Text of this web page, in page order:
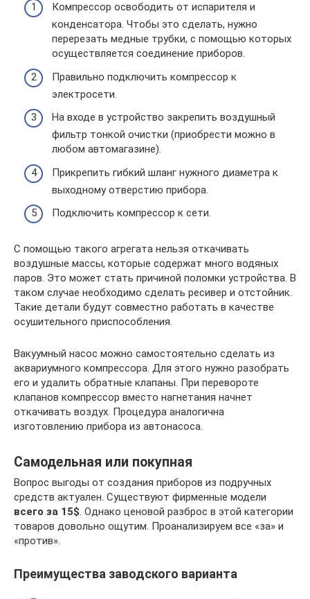
Компрессор освободить от испарителя и
конденсатора. Чтобы это сделать, нужно
перерезать медные трубки, с помощью которых
осуществляется соединение приборов.
Правильно подключить компрессор к
электросети.
На входе в устройство закрепить воздушный
фильтр тонкой очистки (приобрести можно в
любом автомагазине).
Прикрепить гибкий шланг нужного диаметра к
выходному отверстию прибора.
Подключить компрессор к сети.
С помощью такого агрегата нельзя откачивать
воздушные массы, которые содержат много водяных
паров. Это может стать причиной поломки устройства. В
таком случае необходимо сделать ресивер и отстойник.
Такие детали будут совместно работать в качестве
осушительного приспособления.
Вакуумный насос можно самостоятельно сделать из
аквариумного компрессора. Для этого нужно разобрать
его и удалить обратные клапаны. При перевороте
клапанов компрессор вместо нагнетания начнет
откачивать воздух. Процедура аналогична
изготовлению прибора из автонасоса.
Самодельная или покупная
Вопрос выгоды от создания приборов из подручных
средств актуален. Существуют фирменные модели
всего за 15$. Однако ценовой разброс в этой категории
товаров довольно ощутим. Проанализируем все «за» и
«против».
Преимущества заводского варианта